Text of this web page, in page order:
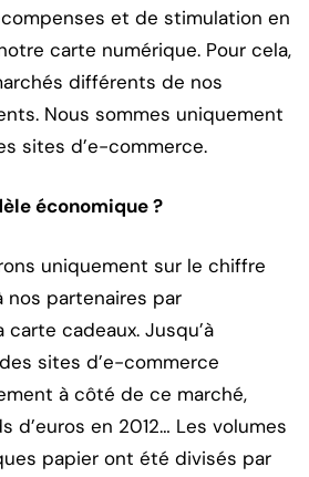
et de stimulation en
carte numérique. Pour cela,
différents de nos
Nous sommes uniquement
sites d’e-commerce.
économique ?
uniquement sur le chiffre
nos partenaires par
carte cadeaux. Jusqu’à
sites d’e-commerce
à côté de ce marché,
d’euros en 2012… Les volumes
papier ont été divisés par